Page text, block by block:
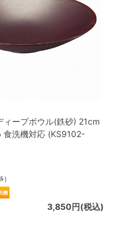
ィープボウル(鉄砂) 21cm
食洗機対応 (KS9102-
3,850円(税込)